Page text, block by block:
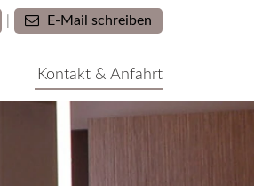
E-Mail schreiben
Kontakt & Anfahrt